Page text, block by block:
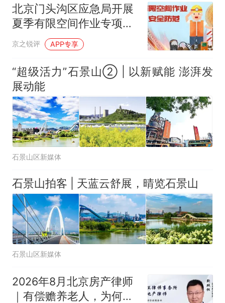
北京门头沟区应急局开展
夏季有限空间作业专项抽
查行动
京之锐评 APP专享
“超级活力”石景山② | 以新赋能 澎湃发
展动能
石景山区新媒体
石景山拍客 | 天蓝云舒展，晴览石景山
石景山区新媒体
2026年8月北京房产律师
｜有偿赡养老人，为何无